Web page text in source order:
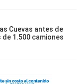
Cuevas antes de
1.500 camiones